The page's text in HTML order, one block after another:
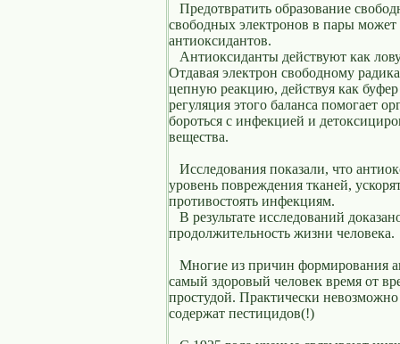
Предотвратить образование
свободных электронов в пары может
антиоксидантов.
Антиоксиданты действуют как
Отдавая электрон свободному
цепную реакцию, действуя как
регуляция этого баланса помогает
бороться с инфекцией и
вещества.
Исследования показали, что
уровень повреждения тканей,
противостоять инфекциям.
В результате исследований
продолжительность жизни человека.
Многие из причин формирования
самый здоровый человек время от
простудой. Практически
содержат пестицидов(!)